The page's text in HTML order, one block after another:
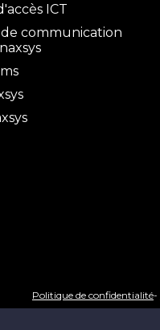
ICT
de communication
Politique de confidentialité-